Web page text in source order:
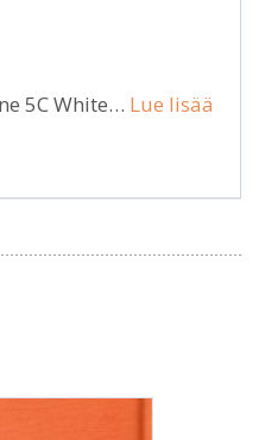
5C White… Lue lisää